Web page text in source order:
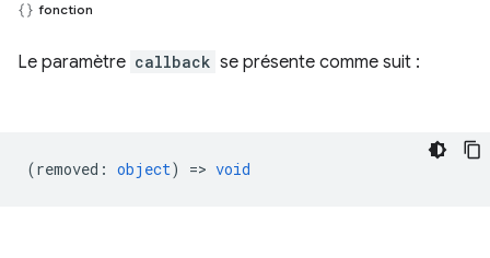
fonction
Le paramètre callback se présente comme suit :
(removed : object) => void